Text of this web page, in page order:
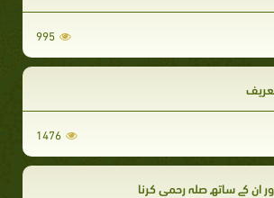
995
1476
ان کے ساتھ صلہ رحمی کرنا